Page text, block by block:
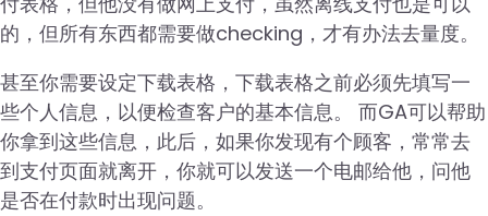
的，但所有东西都需要做checking，才有办法去量度。
甚至你需要设定下载表格，下载表格之前必须先填写一
些个人信息，以便检查客户的基本信息。 而GA可以帮助
你拿到这些信息，此后，如果你发现有个顾客，常常去
到支付页面就离开，你就可以发送一个电邮给他，问他
是否在付款时出现问题。